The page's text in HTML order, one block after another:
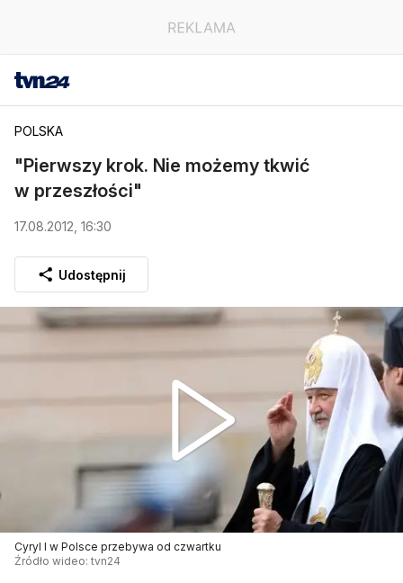
POLSKA
"Pierwszy krok. Nie możemy tkwić
w przeszłości"
17.08.2012, 16:30
Udostępnij
Cyryl I w Polsce przebywa od czwartku
Źródło wideo: tvn24